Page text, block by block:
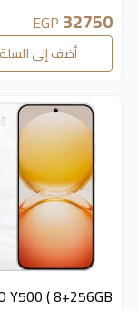
32750
EGP
أضف إلى السلة
Y500 ( 8+256GB )